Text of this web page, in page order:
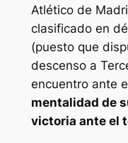
Atlético de
clasificado en
(puesto que
descenso a
encuentro ante
mentalidad de
victoria ante el